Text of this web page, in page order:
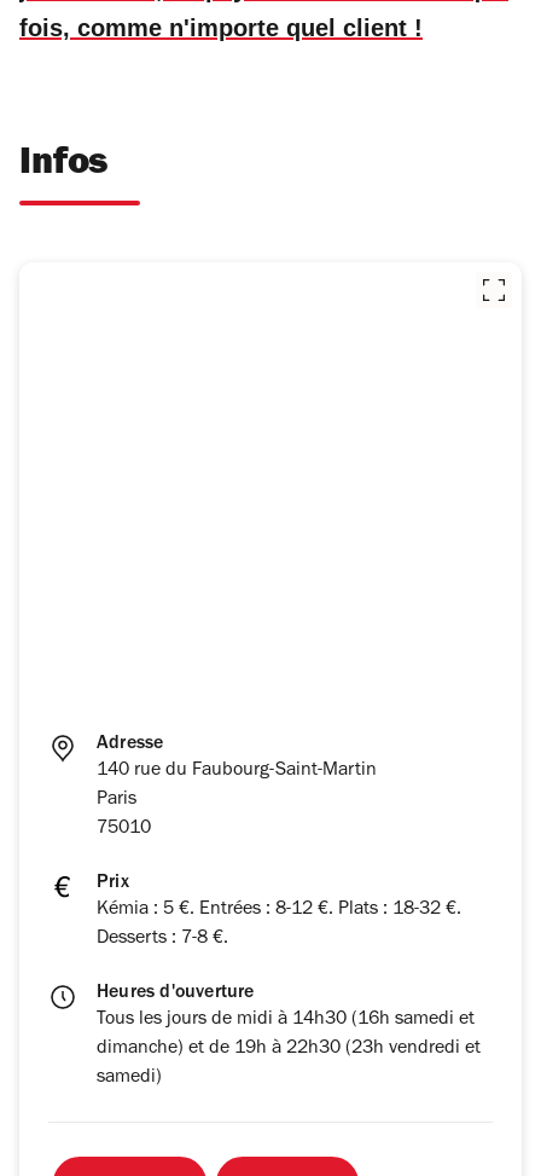
fois, comme n'importe quel client !
Infos
Adresse
140 rue du Faubourg-Saint-Martin
Paris
75010
Prix
Kémia : 5 €. Entrées : 8-12 €. Plats : 18-32 €.
Desserts : 7-8 €.
Heures d'ouverture
Tous les jours de midi à 14h30 (16h samedi et
dimanche) et de 19h à 22h30 (23h vendredi et
samedi)